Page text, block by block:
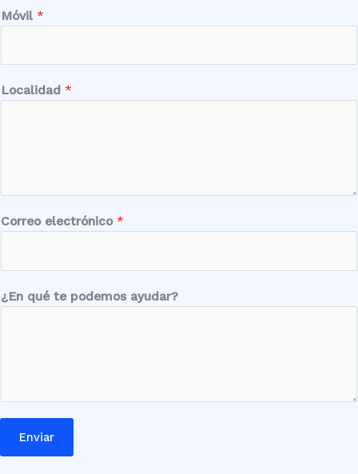
Móvil *
Localidad *
*
e
e
c
t
c
o
Correo electrónico *
¿En qué te podemos ayudar?
Enviar